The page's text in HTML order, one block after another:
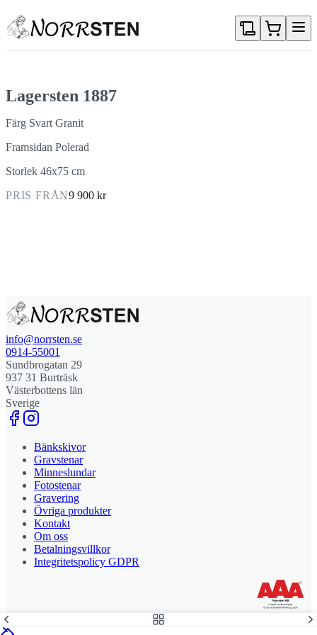
Lagersten 1887
Färg Svart Granit
Framsidan Polerad
Storlek 46x75 cm
PRIS FRÅN9 900 kr
info@norrsten.se
0914-55001
Sundbrogatan 29
937 31 Burträsk
Västerbottens län
Sverige
Bänkskivor
Gravstenar
Minneslundar
Fotostenar
Gravering
Övriga produkter
Kontakt
Om oss
Betalningsvillkor
Integritetspolicy GDPR
Stolt leverantör och delägare till Steny AB